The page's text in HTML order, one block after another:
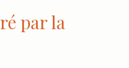
par la